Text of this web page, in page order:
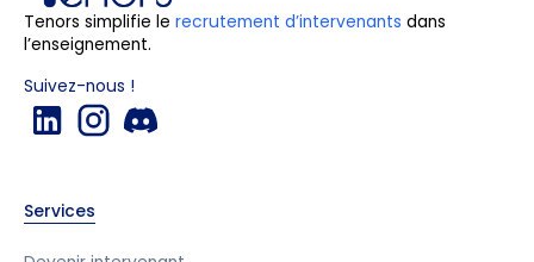
Tenors simplifie le recrutement d’intervenants dans
l’enseignement.
Suivez-nous !
Services